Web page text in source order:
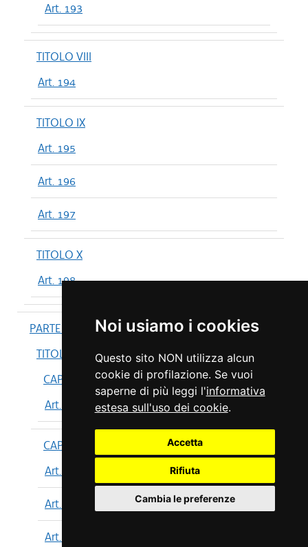
Noi usiamo i cookies
Questo sito NON utilizza alcun
cookie di profilazione. Se vuoi
saperne di più leggi l'informativa
estesa sull'uso dei cookie.
Accetta
Rifiuta
Cambia le preferenze
Art. 193
TITOLO VIII
Art. 194
TITOLO IX
Art. 195
Art. 196
Art. 197
TITOLO X
Art. 198
PARTE IV
TITOLO I
CAPO I
Art. 199
CAPO II
Art. 200
Art. 201
Art. 202